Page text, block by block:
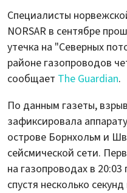
Специалисты
NORSAR в сентябре
утечка на "Северных
районе газопроводов
сообщает The Guardian.
По данным газеты,
зафиксировала
острове Борнхольм и
сейсмической сети.
на газопроводах в
спустя несколько